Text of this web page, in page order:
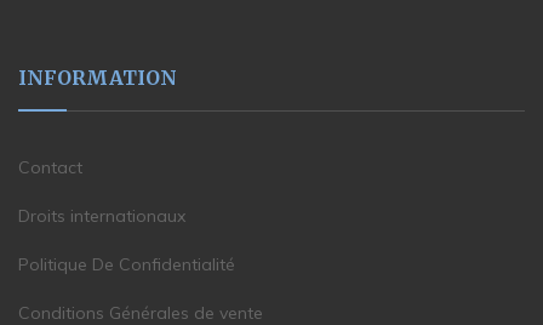
INFORMATION
Contact
Droits internationaux
Politique De Confidentialité
Conditions Générales de vente